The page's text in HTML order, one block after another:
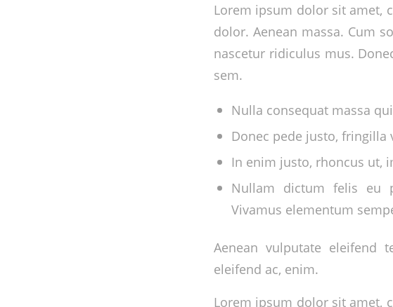
Lorem ipsum dolor sit amet,
dolor. Aenean massa. Cum
nascetur ridiculus mus.
sem.
Nulla consequat massa
Donec pede justo, fringilla
In enim justo, rhoncus ut,
Nullam dictum felis eu
Vivamus elementum
Aenean vulputate eleifend
eleifend ac, enim.
Lorem ipsum dolor sit amet,